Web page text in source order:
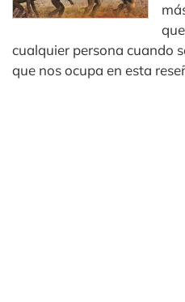
cualquier persona cuando
que nos ocupa en esta